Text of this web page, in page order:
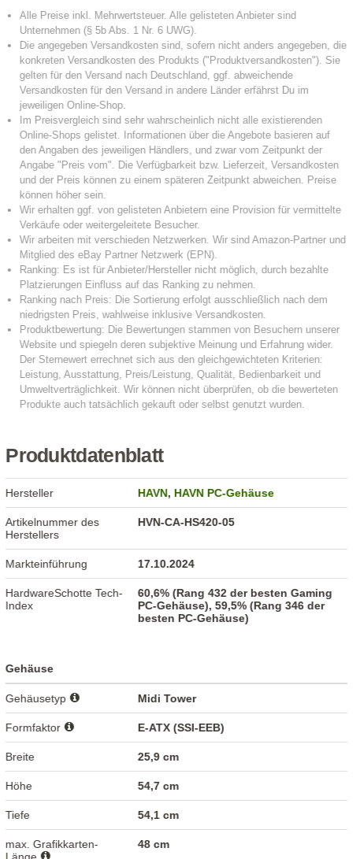
Produktdatenblatt
Hersteller HAVN,HAVN PC-Gehäuse
Artikelnummer des
Herstellers
HVN-CA-HS420-05
Markteinführung 17.10.2024
HardwareSchotte Tech-
Index
60,6% (Rang 432 der besten Gaming
PC-Gehäuse), 59,5% (Rang 346 der
besten PC-Gehäuse)
Gehäuse
Gehäusetyp Midi Tower
Formfaktor E-ATX (SSI-EEB)
Breite 25,9 cm
Höhe 54,7 cm
Tiefe 54,1 cm
max. Grafikkarten-
48 cm